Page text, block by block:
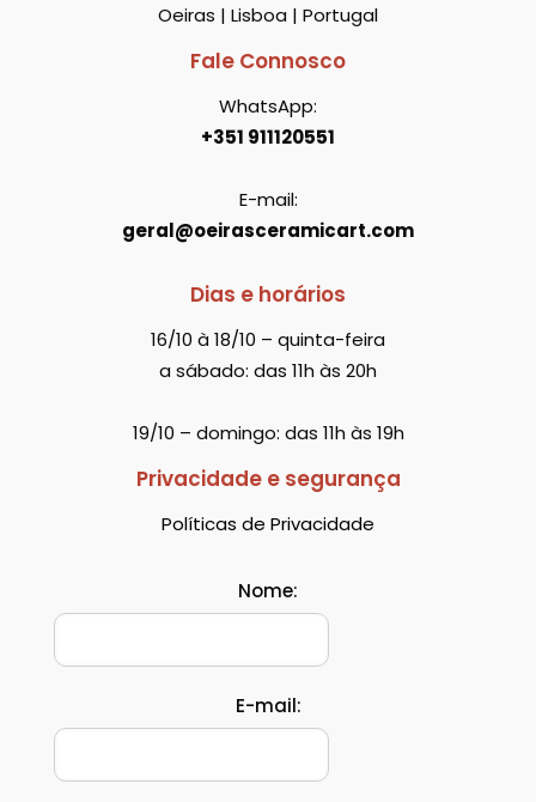
Oeiras | Lisboa | Portugal
Fale Connosco
WhatsApp:
+351 911120551
E-mail:
geral@oeirasceramicart.com
Dias e horários
16/10 à 18/10 – quinta-feira
a sábado: das 11h às 20h
19/10 – domingo: das 11h às 19h
Privacidade e segurança
Políticas de Privacidade
Nome:
E-mail: